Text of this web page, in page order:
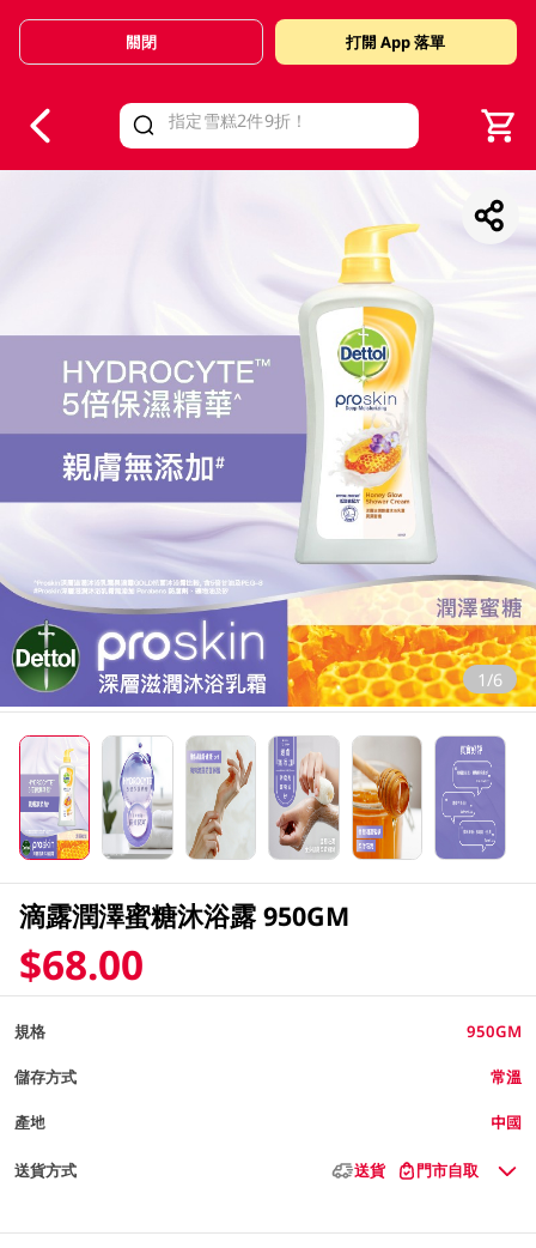
Valid Until 30 June 2026
關閉 打開 App 落單
1/6
滴露潤澤蜜糖沐浴露 950GM
$68.00
規格 950GM
儲存方式 常溫
產地 中國
送貨方式 送貨 門市自取